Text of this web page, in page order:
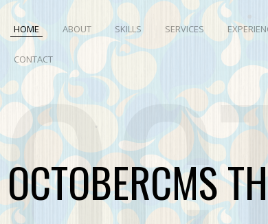
HOME ABOUT SKILLS SERVICES
CONTACT
OCTOBERCMS